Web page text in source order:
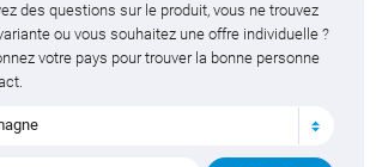
des questions sur le produit, vous ne trouvez
ou vous souhaitez une offre individuelle ?
votre pays pour trouver la bonne personne